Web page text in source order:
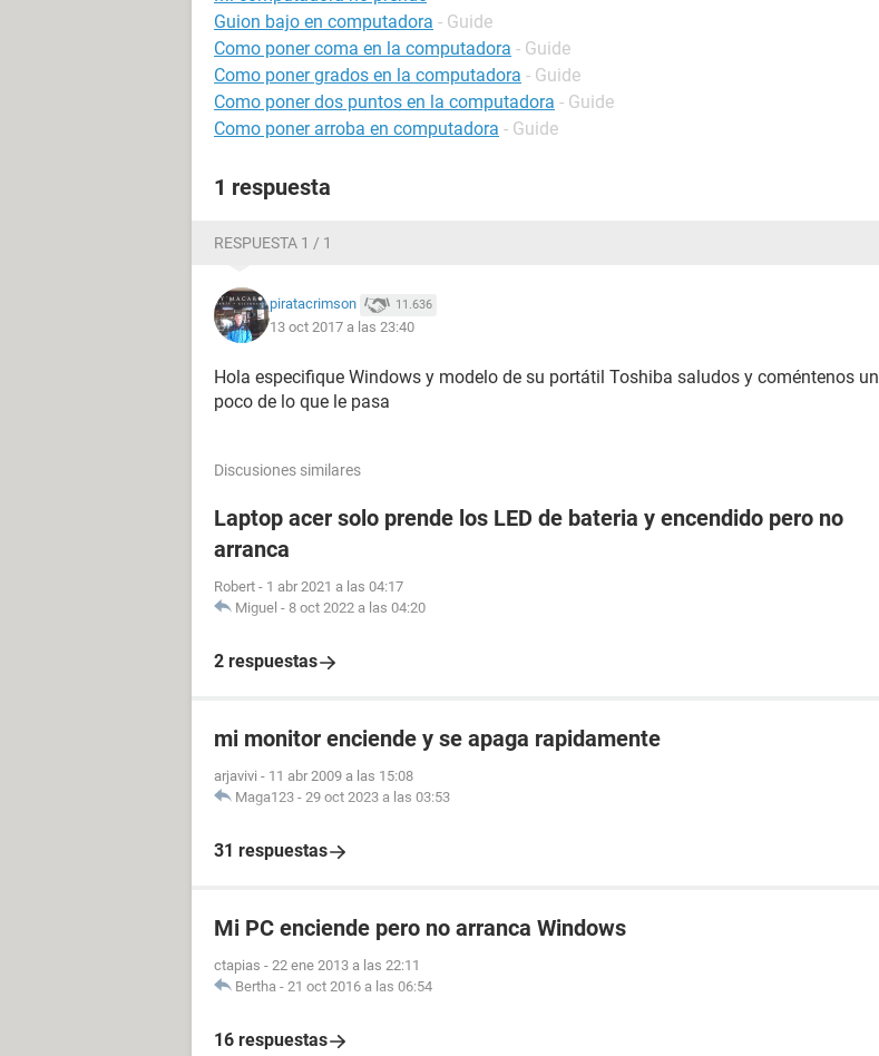
No tiene pila qye le pueda quitaf
Guion bajo en computadora - Guide
Como poner coma en la computadora - Guide
Como poner grados en la computadora - Guide
Como poner dos puntos en la computadora - Guide
Como poner arroba en computadora - Guide
1 respuesta
RESPUESTA 1 / 1
piratacrimson 11.636
13 oct 2017 a las 23:40
Hola especifique Windows y modelo de su portátil Toshiba saludos y coméntenos un
poco de lo que le pasa
Discusiones similares
Laptop acer solo prende los LED de bateria y encendido pero no
arranca
Robert - 1 abr 2021 a las 04:17
Miguel - 8 oct 2022 a las 04:20
2 respuestas
mi monitor enciende y se apaga rapidamente
arjavivi - 11 abr 2009 a las 15:08
Maga123 - 29 oct 2023 a las 03:53
31 respuestas
Mi PC enciende pero no arranca Windows
ctapias - 22 ene 2013 a las 22:11
Bertha - 21 oct 2016 a las 06:54
16 respuestas